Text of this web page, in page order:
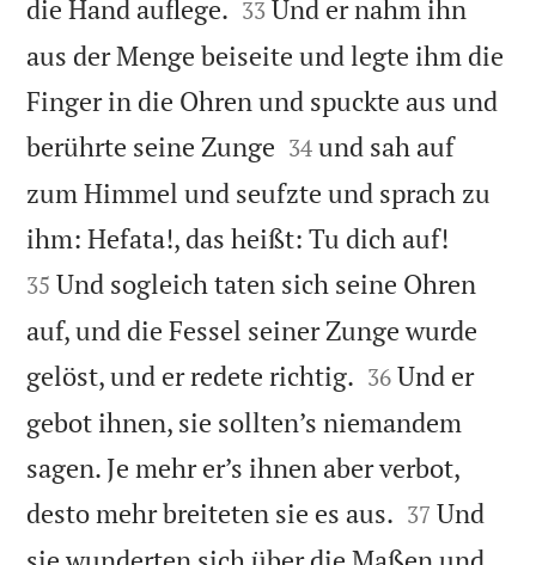
die Hand auflege. 

33 Und er nahm ihn
aus der Menge beiseite und legte ihm die
Finger in die Ohren und spuckte aus und
berührte seine Zunge 

34 und sah auf
zum Himmel und seufzte und sprach zu
ihm: Hefata!, das heißt: Tu dich auf!
35 Und sogleich taten sich seine Ohren
auf, und die Fessel seiner Zunge wurde
gelöst, und er redete richtig. 

36 Und er
gebot ihnen, sie sollten’s niemandem
sagen. Je mehr er’s ihnen aber verbot,
desto mehr breiteten sie es aus. 

37 Und